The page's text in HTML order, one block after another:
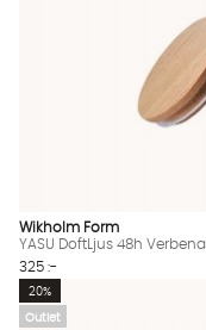
Wikholm Form
YASU DoftLjus 48h Verbena
325 :-
Outlet
20%